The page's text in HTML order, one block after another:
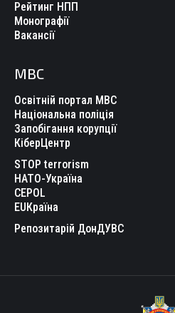
Рейтинг НПП
Монографії
Вакансії
МВС
Освітній портал МВС
Національна поліція
Запобігання корупції
КіберЦентр
STOP terrorism
НАТО-Україна
CEPOL
EUКраїна
Репозитарій ДонДУВС